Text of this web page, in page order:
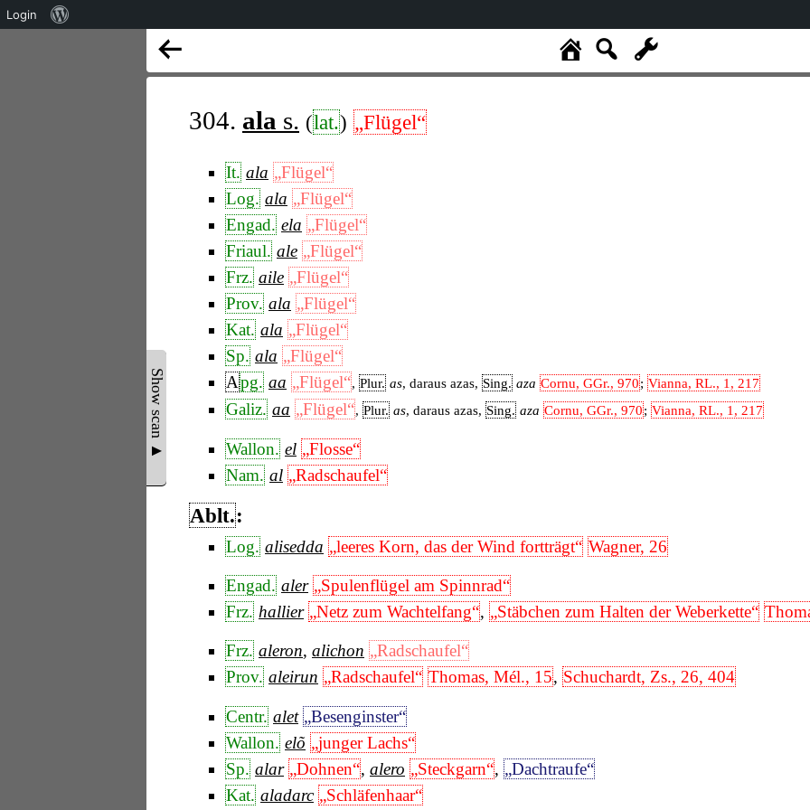
Show scan ▲
304. ala s. (lat.) „Flügel“
It. ala „Flügel“
Log. ala „Flügel“
Engad. ela „Flügel“
Friaul. ale „Flügel“
Frz. aile „Flügel“
Prov. ala „Flügel“
Kat. ala „Flügel“
Sp. ala „Flügel“
Apg. aa „Flügel“, Plur. as, daraus azas, Sing. aza Cornu, GGr., 970; Vianna, RL., 1, 217
Galiz. aa „Flügel“, Plur. as, daraus azas, Sing. aza Cornu, GGr., 970; Vianna, RL., 1, 217
Wallon. el „Flosse“
Nam. al „Radschaufel“
Ablt.:
Log. alisedda „leeres Korn, das der Wind fortträgt“ Wagner, 26
Engad. aler „Spulenflügel am Spinnrad“
Frz. hallier „Netz zum Wachtelfang“, „Stäbchen zum Halten der Weberkette“
Frz. aleron, alichon „Radschaufel“
Prov. aleirun „Radschaufel“ Thomas, Mél., 15, Schuchardt, Zs., 26, 404
Centr. alet „Besenginster“
Wallon. elõ „junger Lachs“
Sp. alar „Dohnen“, alero „Steckgarn“, „Dachtraufe“
Kat. aladarc „Schläfenhaar“
Login